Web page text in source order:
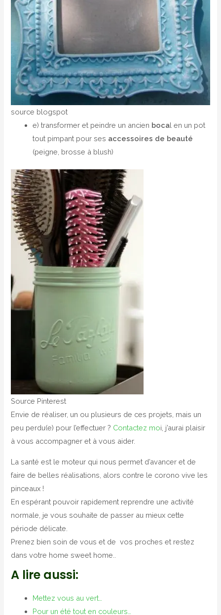
source blogspot
e) transformer et peindre un ancien bocal en un pot
tout pimpant pour ses accessoires de beauté
(peigne, brosse à blush)
Source Pinterest
Envie de réaliser, un ou plusieurs de ces projets, mais un
peu perdu(e) pour l’effectuer ? Contactez moi, j’aurai plaisir
à vous accompagner et à vous aider.
La santé est le moteur qui nous permet d’avancer et de
faire de belles réalisations, alors contre le corono vive les
pinceaux !
En espérant pouvoir rapidement reprendre une activité
normale, je vous souhaite de passer au mieux cette
période délicate.
Prenez bien soin de vous et de vos proches et restez
dans votre home sweet home..
A lire aussi:
Mettez vous au vert…
Pour un été tout en couleurs…